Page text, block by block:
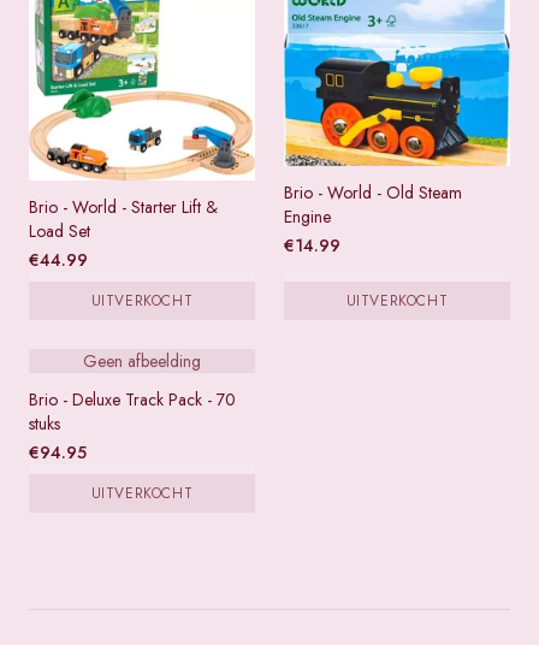
Brio - World - Starter Lift &
Load Set
€44.99
UITVERKOCHT
Brio - World - Old Steam
Engine
€14.99
UITVERKOCHT
Geen afbeelding
Brio - Deluxe Track Pack - 70
stuks
€94.95
UITVERKOCHT